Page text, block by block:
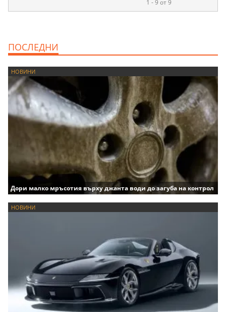
1 - 9 от 9
ПОСЛЕДНИ
НОВИНИ
Дори малко мръсотия върху джанта води до загуба на контрол
НОВИНИ